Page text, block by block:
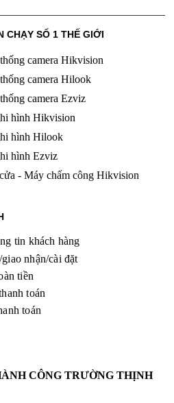
CHẠY SỐ 1 THẾ GIỚI
camera Hikvision
camera Hilook
camera Ezviz
hình Hikvision
hình Hilook
hình Ezviz
- Máy chấm công Hikvision
tin khách hàng
nhận/cài đặt
tiền
toán
toán
CÔNG TRƯỜNG THỊNH